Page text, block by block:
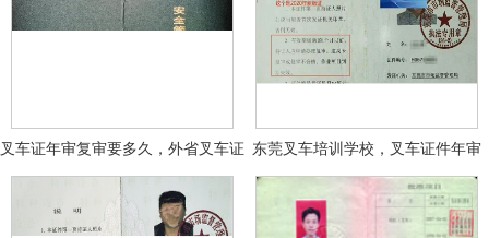
叉车证年审复审要多久，外省叉车证
年审换证
东莞叉车培训学校，叉车证件年审